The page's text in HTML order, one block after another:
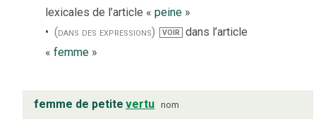
lexicales de l’article « peine »
(dans des expressions)
VOIR dans l’article
« femme »
femme de petite vertu nom